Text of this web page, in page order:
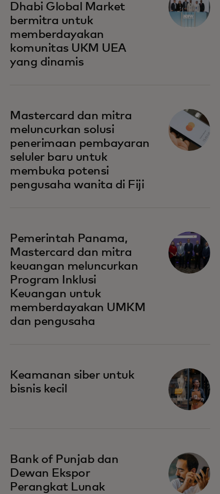
Dhabi Global Market
bermitra untuk
memberdayakan
komunitas UKM UEA
yang dinamis
Mastercard dan mitra
meluncurkan solusi
penerimaan pembayaran
seluler baru untuk
membuka potensi
pengusaha wanita di Fiji
opens in a new tab
Pemerintah Panama,
Mastercard dan mitra
keuangan meluncurkan
Program Inklusi
Keuangan untuk
memberdayakan UMKM
dan pengusaha
opens in a new tab
Keamanan siber untuk
bisnis kecil
opens in a new tab
Bank of Punjab dan
Dewan Ekspor
Perangkat Lunak
opens in a new tab